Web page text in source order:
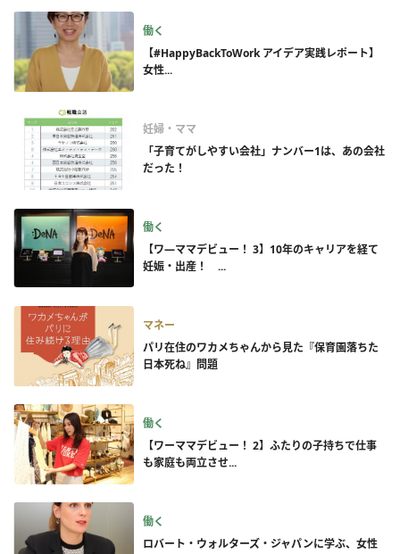
働く
【#HappyBackToWork アイデア実践レポート】
女性...
妊婦・ママ
「子育てがしやすい会社」ナンバー1は、あの会社
だった！
働く
【ワ―ママデビュー！ 3】10年のキャリアを経て
妊娠・出産！ ...
マネー
パリ在住のワカメちゃんから見た『保育園落ちた
日本死ね』問題
働く
【ワーママデビュー！ 2】ふたりの子持ちで仕事
も家庭も両立させ...
働く
ロバート・ウォルターズ・ジャパンに学ぶ、女性